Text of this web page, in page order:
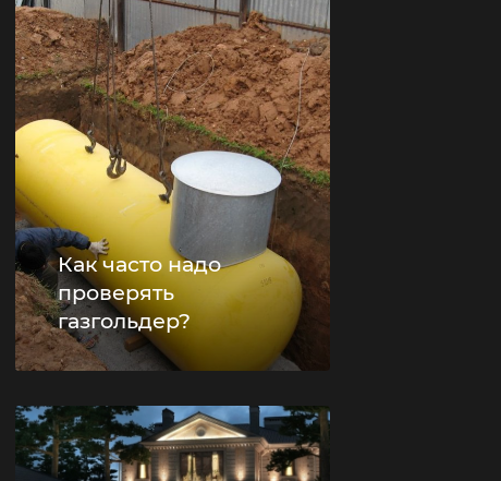
Как часто надо
проверять
газгольдер?